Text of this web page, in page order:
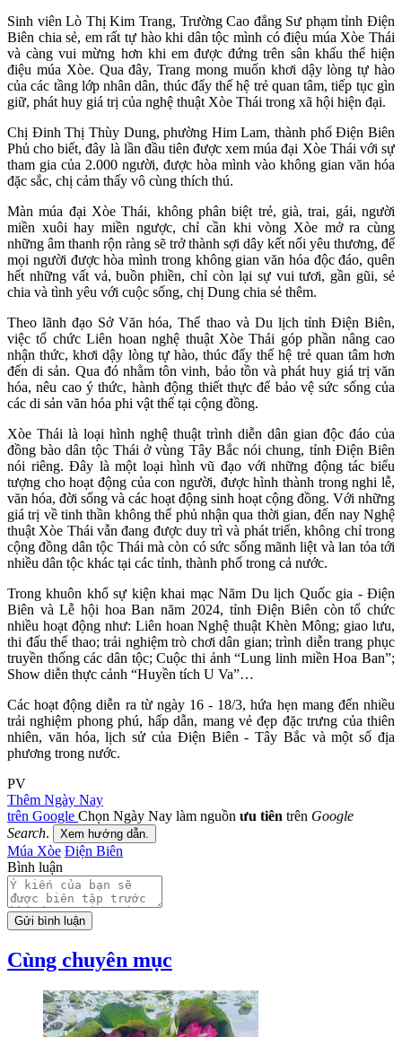
Sinh viên Lò Thị Kim Trang, Trường Cao đẳng Sư phạm tỉnh Điện
Biên chia sẻ, em rất tự hào khi dân tộc mình có điệu múa Xòe Thái
và càng vui mừng hơn khi em được đứng trên sân khấu thể hiện
điệu múa Xòe. Qua đây, Trang mong muốn khơi dậy lòng tự hào
của các tầng lớp nhân dân, thúc đẩy thế hệ trẻ quan tâm, tiếp tục gìn
giữ, phát huy giá trị của nghệ thuật Xòe Thái trong xã hội hiện đại.
Chị Đinh Thị Thùy Dung, phường Him Lam, thành phố Điện Biên
Phủ cho biết, đây là lần đầu tiên được xem múa đại Xòe Thái với sự
tham gia của 2.000 người, được hòa mình vào không gian văn hóa
đặc sắc, chị cảm thấy vô cùng thích thú.
Màn múa đại Xòe Thái, không phân biệt trẻ, già, trai, gái, người
miền xuôi hay miền ngược, chỉ cần khi vòng Xòe mở ra cùng
những âm thanh rộn ràng sẽ trở thành sợi dây kết nối yêu thương, để
mọi người được hòa mình trong không gian văn hóa độc đáo, quên
hết những vất vả, buồn phiền, chỉ còn lại sự vui tươi, gần gũi, sẻ
chia và tình yêu với cuộc sống, chị Dung chia sẻ thêm.
Theo lãnh đạo Sở Văn hóa, Thể thao và Du lịch tỉnh Điện Biên,
việc tổ chức Liên hoan nghệ thuật Xòe Thái góp phần nâng cao
nhận thức, khơi dậy lòng tự hào, thúc đẩy thế hệ trẻ quan tâm hơn
đến di sản. Qua đó nhằm tôn vinh, bảo tồn và phát huy giá trị văn
hóa, nêu cao ý thức, hành động thiết thực để bảo vệ sức sống của
các di sản văn hóa phi vật thể tại cộng đồng.
Xòe Thái là loại hình nghệ thuật trình diễn dân gian độc đáo của
đồng bào dân tộc Thái ở vùng Tây Bắc nói chung, tỉnh Điện Biên
nói riêng. Đây là một loại hình vũ đạo với những động tác biểu
tượng cho hoạt động của con người, được hình thành trong nghi lễ,
văn hóa, đời sống và các hoạt động sinh hoạt cộng đồng. Với những
giá trị về tinh thần không thể phủ nhận qua thời gian, đến nay Nghệ
thuật Xòe Thái vẫn đang được duy trì và phát triển, không chỉ trong
cộng đồng dân tộc Thái mà còn có sức sống mãnh liệt và lan tỏa tới
nhiều dân tộc khác tại các tỉnh, thành phố trong cả nước.
Trong khuôn khổ sự kiện khai mạc Năm Du lịch Quốc gia - Điện
Biên và Lễ hội hoa Ban năm 2024, tỉnh Điện Biên còn tổ chức
nhiều hoạt động như: Liên hoan Nghệ thuật Khèn Mông; giao lưu,
thi đấu thể thao; trải nghiệm trò chơi dân gian; trình diễn trang phục
truyền thống các dân tộc; Cuộc thi ảnh “Lung linh miền Hoa Ban”;
Show diễn thực cảnh “Huyền tích U Va”…
Các hoạt động diễn ra từ ngày 16 - 18/3, hứa hẹn mang đến nhiều
trải nghiệm phong phú, hấp dẫn, mang vẻ đẹp đặc trưng của thiên
nhiên, văn hóa, lịch sử của Điện Biên - Tây Bắc và một số địa
phương trong nước.
PV
Thêm Ngày Nay
trên Google Chọn Ngày Nay làm nguồn ưu tiên trên Google
Search. Xem hướng dẫn.
Múa Xòe Điện Biên
Bình luận
Gửi bình luận
Cùng chuyên mục